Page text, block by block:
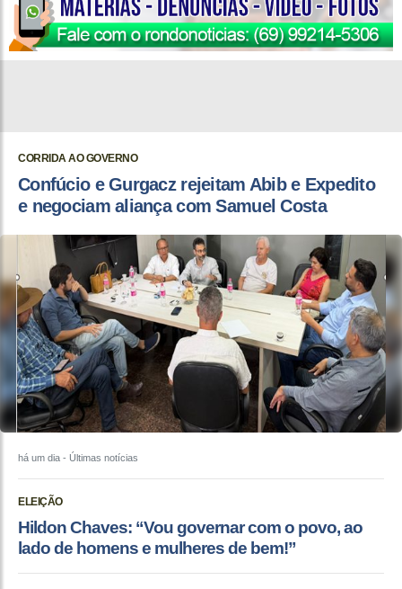
CORRIDA AO GOVERNO
Confúcio e Gurgacz rejeitam Abib e Expedito
e negociam aliança com Samuel Costa
há um dia - Últimas notícias
ELEIÇÃO
Hildon Chaves: “Vou governar com o povo, ao
lado de homens e mulheres de bem!”